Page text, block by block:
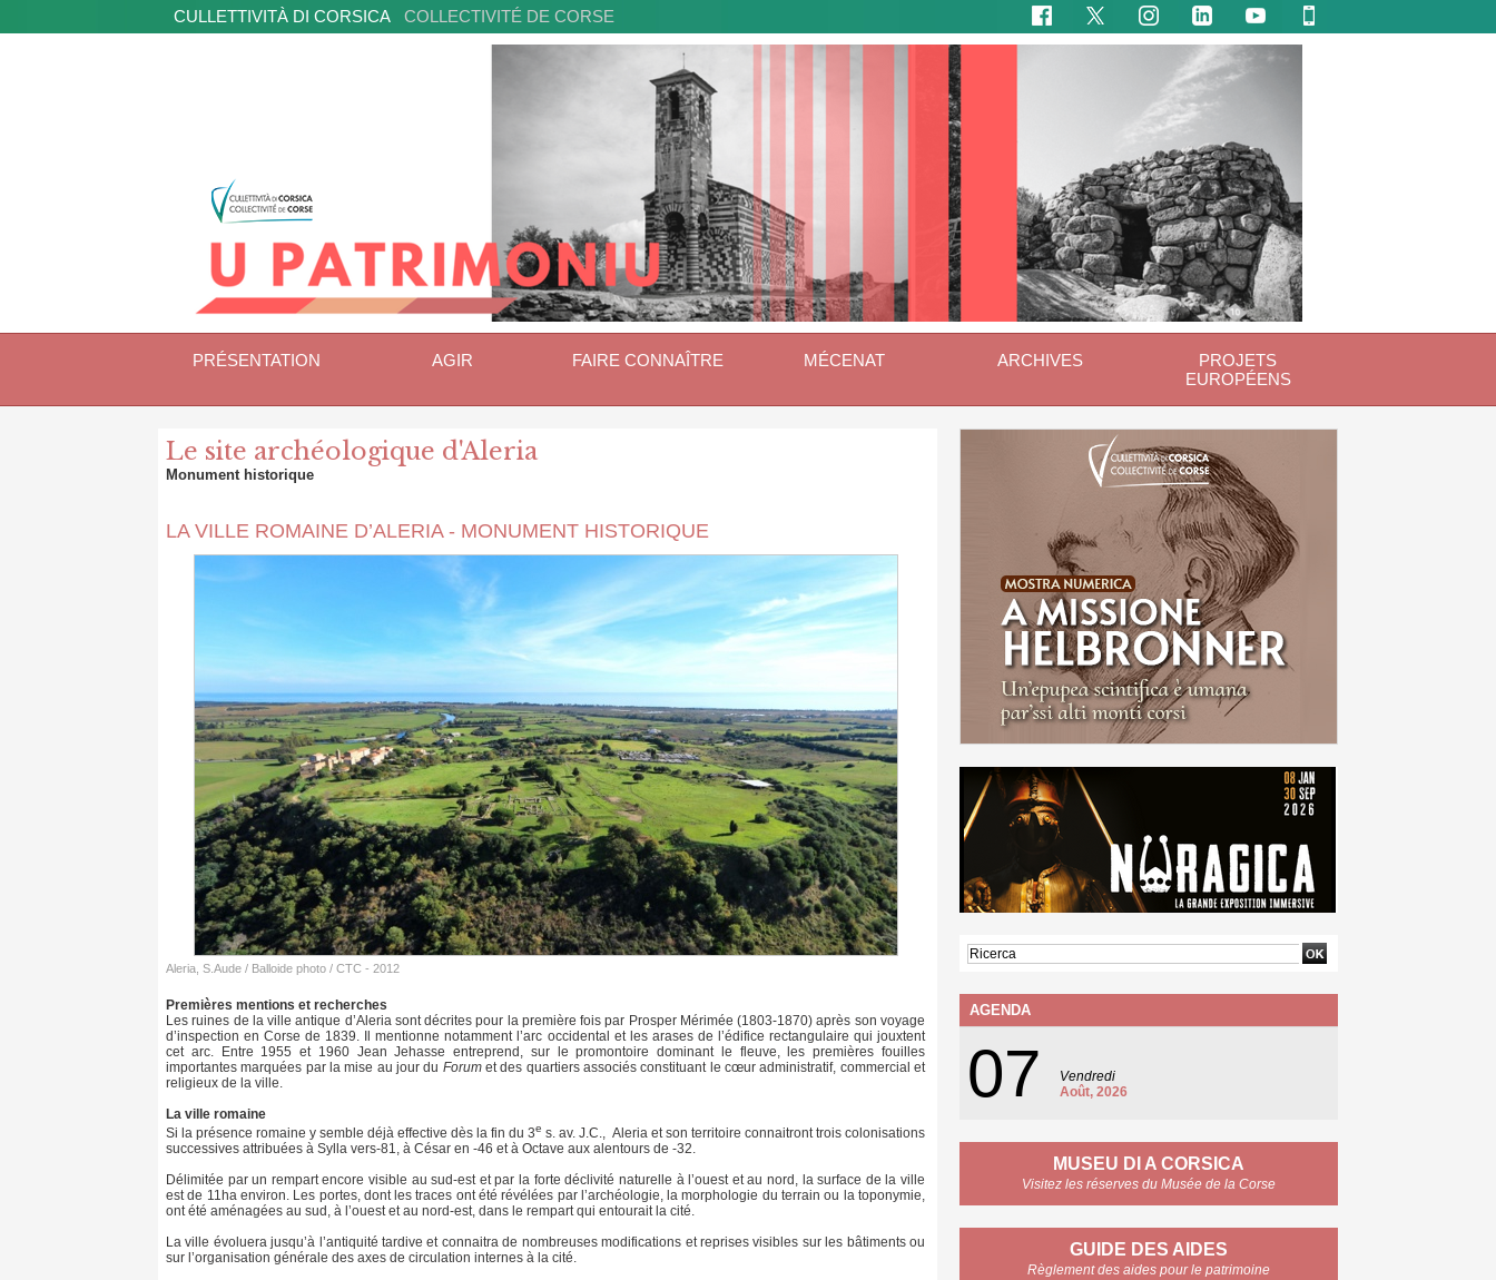
CULLETTIVITÀ DI CORSICA COLLECTIVITÉ DE CORSE
PRÉSENTATION AGIR FAIRE CONNAÎTRE MÉCENAT ARCHIVES
PROJETS
EUROPÉENS
Le site archéologique d'Aleria
Monument historique
LA VILLE ROMAINE D’ALERIA - MONUMENT HISTORIQUE
Aleria, S.Aude / Balloide photo / CTC - 2012
Premières mentions et recherches
Les ruines de la ville antique d’Aleria sont décrites pour la première fois par Prosper Mérimée (1803-1870) après son voyage
d’inspection en Corse de 1839. Il mentionne notamment l’arc occidental et les arases de l’édifice rectangulaire qui jouxtent
cet arc. Entre 1955 et 1960 Jean Jehasse entreprend, sur le promontoire dominant le fleuve, les premières fouilles
importantes marquées par la mise au jour du Forumet des quartiers associés constituant le cœur administratif, commercial et
religieux de la ville.
La ville romaine
Si la présence romaine y semble déjà effective dès la fin du 3e s. av. J.C., Aleria et son territoire connaitront trois colonisations
successives attribuées à Sylla vers-81, à César en -46 et à Octave aux alentours de -32.
Délimitée par un rempart encore visible au sud-est et par la forte déclivité naturelle à l’ouest et au nord, la surface de la ville
est de 11ha environ. Les portes, dont les traces ont été révélées par l’archéologie, la morphologie du terrain ou la toponymie,
ont été aménagées au sud, à l’ouest et au nord-est, dans le rempart qui entourait la cité.
La ville évoluera jusqu’à l’antiquité tardive et connaitra de nombreuses modifications et reprises visibles sur les bâtiments ou
sur l’organisation générale des axes de circulation internes à la cité.
AGENDA
07
Vendredi
Août, 2026
MUSEU DI A CORSICA
Visitez les réserves du Musée de la Corse
GUIDE DES AIDES
Règlement des aides pour le patrimoine